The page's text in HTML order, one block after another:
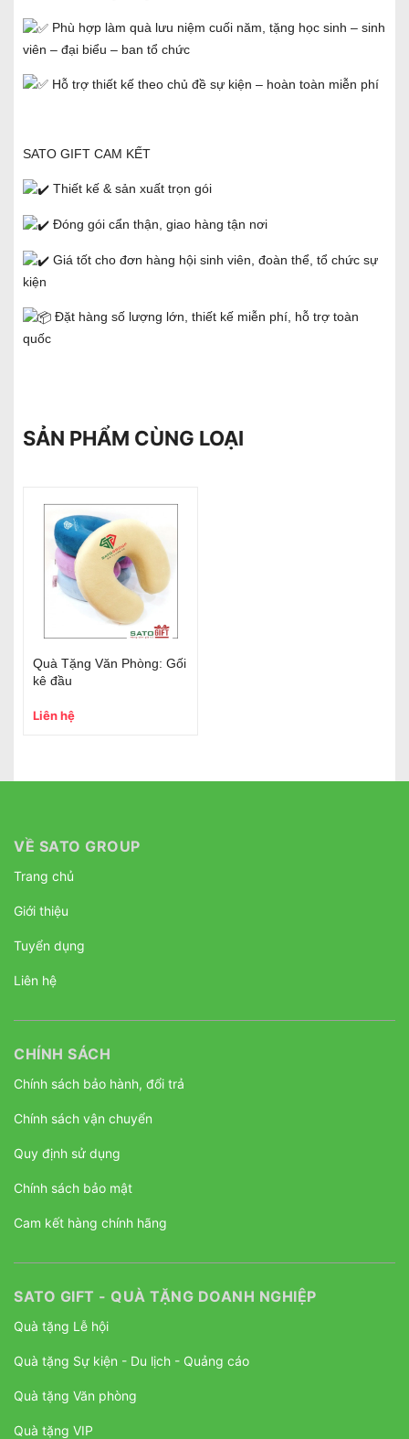
Phù hợp làm quà lưu niệm cuối năm, tặng học sinh – sinh
viên – đại biểu – ban tổ chức
Hỗ trợ thiết kế theo chủ đề sự kiện – hoàn toàn miễn phí
SATO GIFT CAM KẾT
Thiết kế & sản xuất trọn gói
Đóng gói cẩn thận, giao hàng tận nơi
Giá tốt cho đơn hàng hội sinh viên, đoàn thể, tổ chức sự
kiện
Đặt hàng số lượng lớn, thiết kế miễn phí, hỗ trợ toàn
quốc
SẢN PHẨM CÙNG LOẠI
Quà Tặng Văn Phòng: Gối
kê đầu
Liên hệ
VỀ SATO GROUP
Trang chủ
Giới thiệu
Tuyển dụng
Liên hệ
CHÍNH SÁCH
Chính sách bảo hành, đổi trả
Chính sách vận chuyển
Quy định sử dụng
Chính sách bảo mật
Cam kết hàng chính hãng
SATO GIFT - QUÀ TẶNG DOANH NGHIỆP
Quà tặng Lễ hội
Quà tặng Sự kiện - Du lịch - Quảng cáo
Quà tặng Văn phòng
Quà tặng VIP